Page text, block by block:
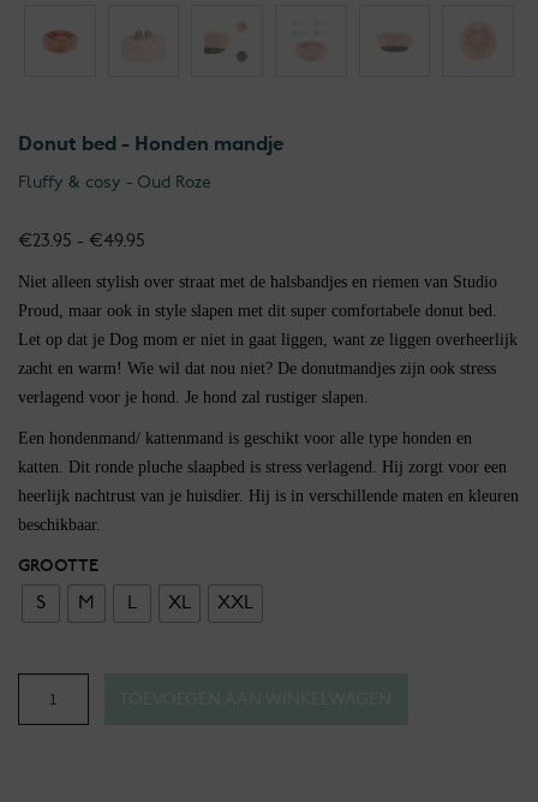
Donut bed - Honden mandje
Fluffy & cosy - Oud Roze
€23.95 - €49.95
€49.95
Niet alleen stylish over straat met de halsbandjes en riemen van Studio
Proud, maar ook in style slapen met dit super comfortabele donut bed.
Let op dat je Dog mom er niet in gaat liggen, want ze liggen overheerlijk
zacht en warm! Wie wil dat nou niet? De donutmandjes zijn ook stress
verlagend voor je hond. Je hond zal rustiger slapen.
Een hondenmand/ kattenmand is geschikt voor alle type honden en
katten. Dit ronde pluche slaapbed is stress verlagend. Hij zorgt voor een
heerlijk nachtrust van je huisdier. Hij is in verschillende maten en kleuren
beschikbaar.
GROOTTE
S M L XL XXL